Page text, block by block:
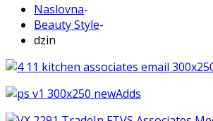
Naslovna-
Beauty Style-
dzin